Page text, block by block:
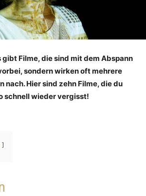
gibt Filme, die sind mit dem Abspann
sondern wirken oft mehrere
nach. Hier sind zehn Filme, die du
schnell wieder vergisst!